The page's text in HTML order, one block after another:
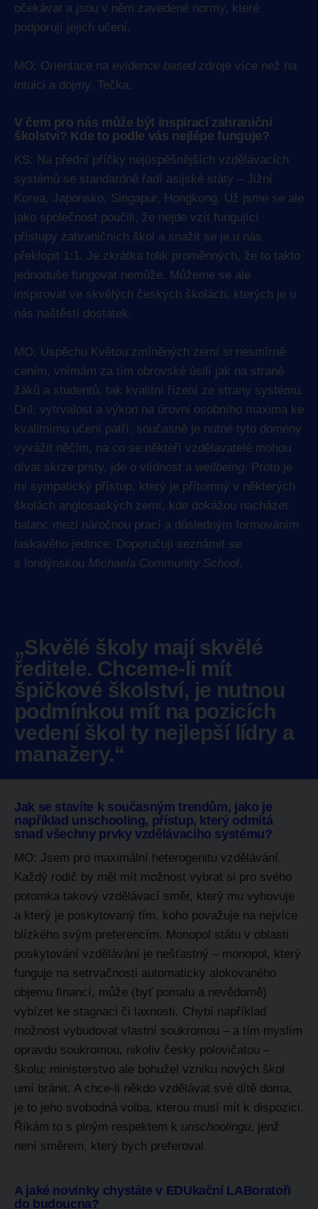
očekávat a jsou v něm zavedené normy, které
podporují jejich učení.
MO: Orientace na evidence basedzdroje více než na
intuici a dojmy. Tečka.
V čem pro nás může být inspirací zahraniční
školství? Kde to podle vás nejlépe funguje?
KS: Na přední příčky nejúspěšnějších vzdělávacích
systémů se standardně řadí asijské státy – Jižní
Korea, Japonsko, Singapur, Hongkong. Už jsme se ale
jako společnost poučili, že nejde vzít fungující
přístupy zahraničních škol a snažit se je u nás
překlopit 1:1. Je zkrátka tolik proměnných, že to takto
jednoduše fungovat nemůže. Můžeme se ale
inspirovat ve skvělých českých školách, kterých je u
nás naštěstí dostatek.
MO: Úspěchu Květou zmíněných zemí si nesmírně
cením, vnímám za tím obrovské úsilí jak na straně
žáků a studentů, tak kvalitní řízení ze strany systému.
Dril, vytrvalost a výkon na úrovni osobního maxima ke
kvalitnímu učení patří, současně je nutné tyto domény
vyvážit něčím, na co se někteří vzdělavatelé mohou
dívat skrze prsty, jde o vlídnost a wellbeing. Proto je
mi sympatický přístup, který je přítomný v některých
školách anglosaských zemí, kde dokážou nacházet
balanc mezi náročnou prací a důsledným formováním
laskavého jedince. Doporučuji seznámit se
s londýnskou Michaela Community School.
„Skvělé školy mají skvělé
ředitele. Chceme-li mít
špičkové školství, je nutnou
podmínkou mít na pozicích
vedení škol ty nejlepší lídry a
manažery.“
Jak se stavíte k současným trendům, jako je
například unschooling, přístup, který odmítá
snad všechny prvky vzdělávacího systému?
MO: Jsem pro maximální heterogenitu vzdělávání.
Každý rodič by měl mít možnost vybrat si pro svého
potomka takový vzdělávací směr, který mu vyhovuje
a který je poskytovaný tím, koho považuje na nejvíce
blízkého svým preferencím. Monopol státu v oblasti
poskytování vzdělávání je nešťastný – monopol, který
funguje na setrvačnosti automaticky alokovaného
objemu financí, může (byť pomalu a nevědomě)
vybízet ke stagnaci či laxnosti. Chybí například
možnost vybudovat vlastní soukromou – a tím myslím
opravdu soukromou, nikoliv česky polovičatou –
školu; ministerstvo ale bohužel vzniku nových škol
umí bránit. A chce-li někdo vzdělávat své dítě doma,
je to jeho svobodná volba, kterou musí mít k dispozici.
Říkám to s plným respektem k unschoolingu, jenž
není směrem, který bych preferoval.
A jaké novinky chystáte v EDUkační LABoratoři
do budoucna?